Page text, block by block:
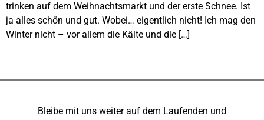
trinken auf dem Weihnachtsmarkt und der erste Schnee. Ist
ja alles schön und gut. Wobei… eigentlich nicht! Ich mag den
Winter nicht – vor allem die Kälte und die […]
Bleibe mit uns weiter auf dem Laufenden und